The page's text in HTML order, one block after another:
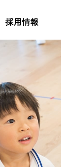
採用情報